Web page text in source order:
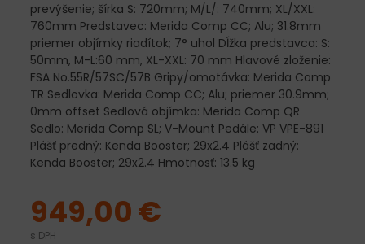
prevýšenie; šírka S: 720mm; M/L/: 740mm; XL/XXL:
760mm Predstavec: Merida Comp CC; Alu; 31.8mm
priemer objímky riadítok; 7° uhol Dĺžka predstavca: S:
50mm, M-L:60 mm, XL-XXL: 70 mm Hlavové zloženie:
FSA No.55R/57SC/57B Gripy/omotávka: Merida Comp
TR Sedlovka: Merida Comp CC; Alu; priemer 30.9mm;
0mm offset Sedlová objímka: Merida Comp QR
Sedlo: Merida Comp SL; V-Mount Pedále: VP VPE-891
Plášť predný: Kenda Booster; 29x2.4 Plášť zadný:
Kenda Booster; 29x2.4 Hmotnosť: 13.5 kg
949,00 €
s DPH